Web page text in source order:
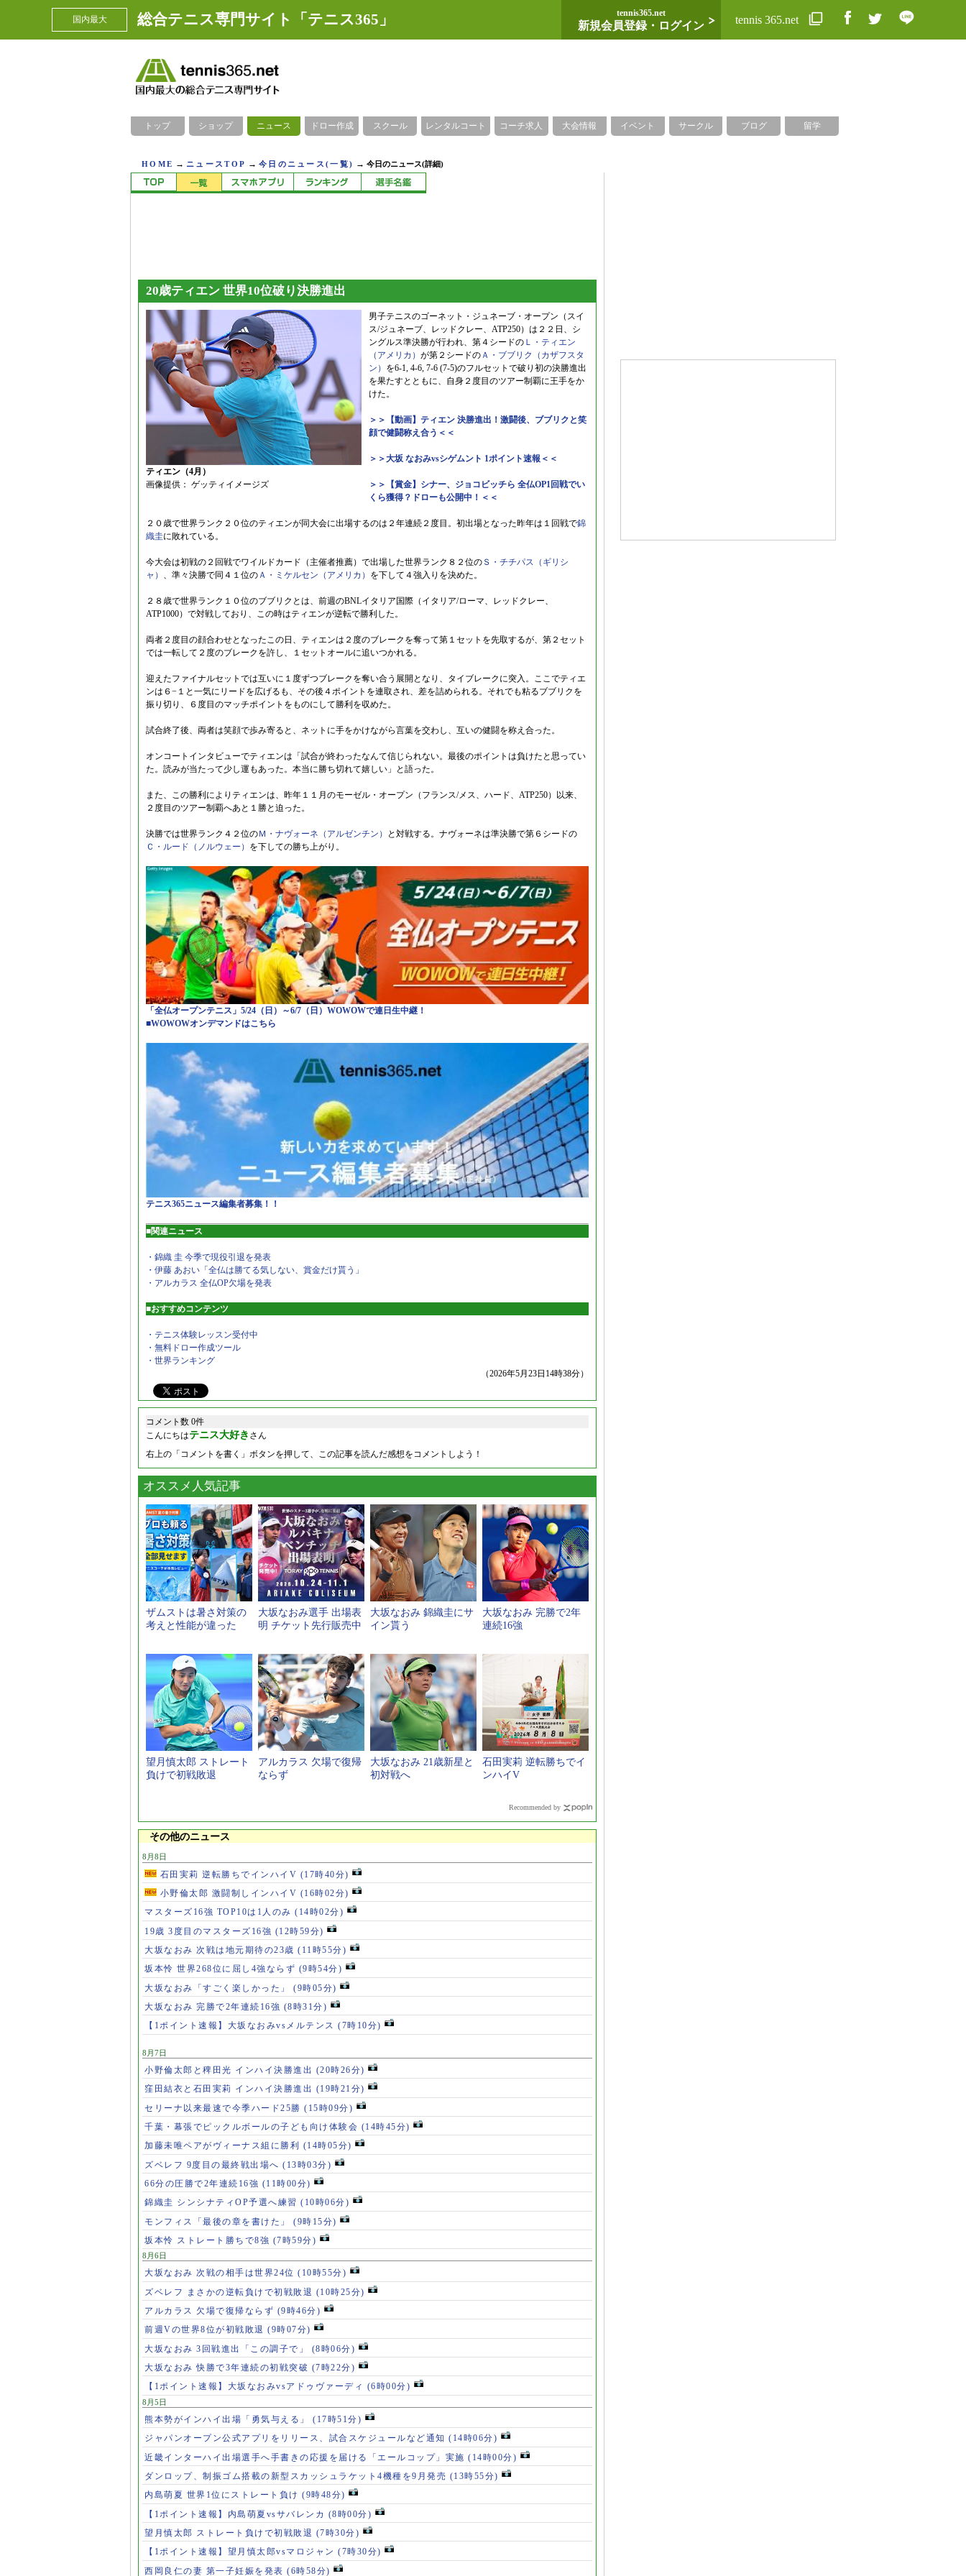
国内最大 総合テニス専門サイト「テニス365」 tennis365.net
新規会員登録・ログイン tennis 365.net
トップ ショップ ニュース ドロー作成 スクール レンタルコート コーチ求人 大会情報 イベント サークル ブログ 留学
HOME → ニュースTOP →今日のニュース(一覧) →今日のニュース(詳細)
20歳ティエン 世界10位破り決勝進出
ティエン（4月）
画像提供： ゲッティイメージズ
男子テニスのゴーネット・ジュネーブ・オープン（スイ
ス/ジュネーブ、レッドクレー、ATP250）は２２日、シ
ングルス準決勝が行われ、第４シードの Ｌ・ティエン
（アメリカ） が第２シードのＡ・ブブリク（カザフスタ
ン） を6-1, 4-6, 7-6 (7-5)のフルセットで破り初の決勝進出
を果たすとともに、自身２度目のツアー制覇に王手をか
けた。
＞＞【動画】ティエン 決勝進出！激闘後、ブブリクと笑
顔で健闘称え合う＜＜
＞＞大坂 なおみvsシゲムント 1ポイント速報＜＜
＞＞【賞金】シナー、ジョコビッチら 全仏OP1回戦でい
くら獲得？ドローも公開中！＜＜
２０歳で世界ランク２０位のティエンが同大会に出場するのは２年連続２度目。初出場となった昨年は１回戦で錦
織圭に敗れている。
今大会は初戦の２回戦でワイルドカード（主催者推薦）で出場した世界ランク８２位の Ｓ・チチパス（ギリシ
ャ） 、準々決勝で同４１位のＡ・ミケルセン（アメリカ） を下して４強入りを決めた。
２８歳で世界ランク１０位のブブリクとは、前週のBNLイタリア国際（イタリア/ローマ、レッドクレー、
ATP1000）で対戦しており、この時はティエンが逆転で勝利した。
両者２度目の顔合わせとなったこの日、ティエンは２度のブレークを奪って第１セットを先取するが、第２セット
では一転して２度のブレークを許し、１セットオールに追いつかれる。
迎えたファイナルセットでは互いに１度ずつブレークを奪い合う展開となり、タイブレークに突入。ここでティエ
ンは６−１と一気にリードを広げるも、その後４ポイントを連取され、差を詰められる。それでも粘るブブリクを
振り切り、６度目のマッチポイントをものにして勝利を収めた。
試合終了後、両者は笑顔で歩み寄ると、ネットに手をかけながら言葉を交わし、互いの健闘を称え合った。
オンコートインタビューでティエンは「試合が終わったなんて信じられない。最後のポイントは負けたと思ってい
た。読みが当たって少し運もあった。本当に勝ち切れて嬉しい」と語った。
また、この勝利によりティエンは、昨年１１月のモーゼル・オープン（フランス/メス、ハード、ATP250）以来、
２度目のツアー制覇へあと１勝と迫った。
決勝では世界ランク４２位のＭ・ナヴォーネ（アルゼンチン）
と対戦する。ナヴォーネは準決勝で第６シードの
Ｃ・ルード（ノルウェー） を下しての勝ち上がり。
「全仏オープンテニス」5/24（日）～6/7（日）WOWOWで連日生中継！
■WOWOWオンデマンドはこちら
テニス365ニュース編集者募集！！
■関連ニュース
・錦織 圭 今季で現役引退を発表
・伊藤 あおい「全仏は勝てる気しない、賞金だけ貰う」
・アルカラス 全仏OP欠場を発表
■おすすめコンテンツ
・テニス体験レッスン受付中
・無料ドロー作成ツール
・世界ランキング
（2026年5月23日14時38分）
コメント数 0件
こんにちはテニス大好き さん
右上の「コメントを書く」ボタンを押して、この記事を読んだ感想をコメントしよう！
オススメ人気記事
ザムストは暑さ対策の
考えと性能が違った
大坂なおみ選手 出場表
明 チケット先行販売中
大坂なおみ 錦織圭にサ
イン貰う
大坂なおみ 完勝で2年
連続16強
望月慎太郎 ストレート
負けで初戦敗退
アルカラス 欠場で復帰
ならず
大坂なおみ 21歳新星と
初対戦へ
石田実莉 逆転勝ちでイ
ンハイV
Recommended by
その他のニュース
8月8日
石田実莉 逆転勝ちでインハイV (17時40分)
小野倫太郎 激闘制しインハイV (16時02分)
マスターズ16強 TOP10は1人のみ (14時02分)
19歳 3度目のマスターズ16強 (12時59分)
大坂なおみ 次戦は地元期待の23歳 (11時55分)
坂本怜 世界268位に屈し4強ならず (9時54分)
大坂なおみ「すごく楽しかった」 (9時05分)
大坂なおみ 完勝で2年連続16強 (8時31分)
【1ポイント速報】大坂なおみvsメルテンス (7時10分)
8月7日
小野倫太郎と稗田光 インハイ決勝進出 (20時26分)
窪田結衣と石田実莉 インハイ決勝進出 (19時21分)
セリーナ以来最速で今季ハード25勝 (15時09分)
千葉・幕張でピックルボールの子ども向け体験会 (14時45分)
加藤未唯ペアがヴィーナス組に勝利 (14時05分)
ズベレフ 9度目の最終戦出場へ (13時03分)
66分の圧勝で2年連続16強 (11時00分)
錦織圭 シンシナティOP予選へ練習 (10時06分)
モンフィス「最後の章を書けた」 (9時15分)
坂本怜 ストレート勝ちで8強 (7時59分)
8月6日
大坂なおみ 次戦の相手は世界24位 (10時55分)
ズベレフ まさかの逆転負けで初戦敗退 (10時25分)
アルカラス 欠場で復帰ならず (9時46分)
前週Vの世界8位が初戦敗退 (9時07分)
大坂なおみ 3回戦進出「この調子で」 (8時06分)
大坂なおみ 快勝で3年連続の初戦突破 (7時22分)
【1ポイント速報】大坂なおみvsアドゥヴァーディ (6時00分)
8月5日
熊本勢がインハイ出場「勇気与える」 (17時51分)
ジャパンオープン公式アプリをリリース、試合スケジュールなど通知 (14時06分)
近畿インターハイ出場選手へ手書きの応援を届ける「エールコップ」実施 (14時00分)
ダンロップ、制振ゴム搭載の新型スカッシュラケット4機種を9月発売 (13時55分)
内島萌夏 世界1位にストレート負け (9時48分)
【1ポイント速報】内島萌夏vsサバレンカ (8時00分)
望月慎太郎 ストレート負けで初戦敗退 (7時30分)
【1ポイント速報】望月慎太郎vsマロジャン (7時30分)
西岡良仁の妻 第一子妊娠を発表 (6時58分)